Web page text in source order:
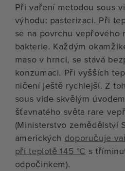
Při vaření metodou sous
výhodu: pasterizaci. Při
se na povrchu vepřového
bakterie. Každým
maso v hrnci, se stává
konzumaci. Při vyšších
ničení ještě rychlejší. Z
sous vide skvělým
šťavnatého světa rare
(Ministerstvo zemědělství
amerických doporučuje
při teplotě 145 °C s
odpočinkem).